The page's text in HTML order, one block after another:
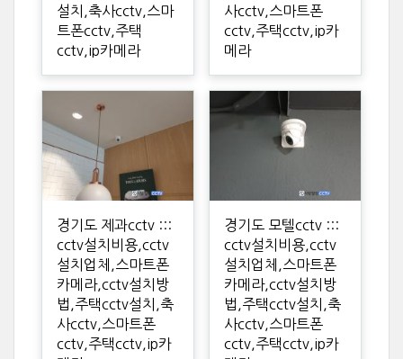
설치,축사cctv,스마
트폰cctv,주택
cctv,ip카메라
사cctv,스마트폰
cctv,주택cctv,ip카
메라
경기도 제과cctv :::
cctv설치비용,cctv
설치업체,스마트폰
카메라,cctv설치방
법,주택cctv설치,축
사cctv,스마트폰
cctv,주택cctv,ip카
경기도 모텔cctv :::
cctv설치비용,cctv
설치업체,스마트폰
카메라,cctv설치방
법,주택cctv설치,축
사cctv,스마트폰
cctv,주택cctv,ip카